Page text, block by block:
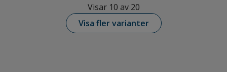
Visar 10 av 20
Visa fler varianter